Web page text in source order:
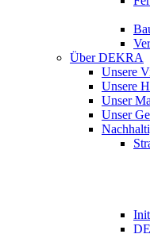
Über DEKRA
Unsere
Unsere
Unser
Unser